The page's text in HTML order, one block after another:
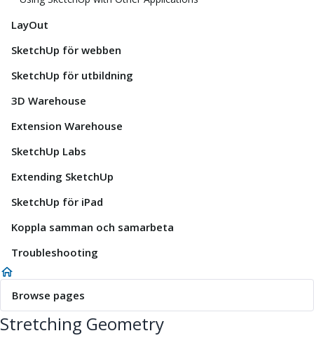
LayOut
SketchUp för webben
SketchUp för utbildning
3D Warehouse
Extension Warehouse
SketchUp Labs
Extending SketchUp
SketchUp för iPad
Koppla samman och samarbeta
Troubleshooting
Browse pages
Stretching Geometry